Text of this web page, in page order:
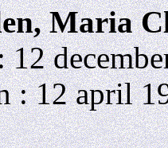
Maria
12
: 12 april